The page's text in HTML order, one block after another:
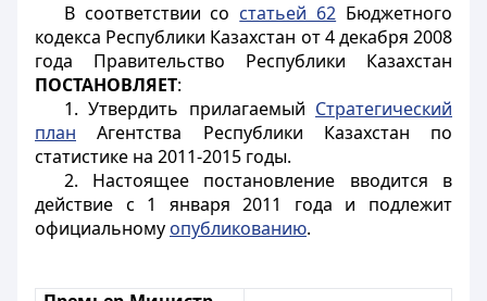
В соответствии со статьей 62 Бюджетного
кодекса Республики Казахстан от 4 декабря 2008
года Правительство Республики Казахстан
ПОСТАНОВЛЯЕТ:
1. Утвердить прилагаемый Стратегический
план Агентства Республики Казахстан по
статистике на 2011-2015 годы.
2. Настоящее постановление вводится в
действие с 1 января 2011 года и подлежит
официальному опубликованию.